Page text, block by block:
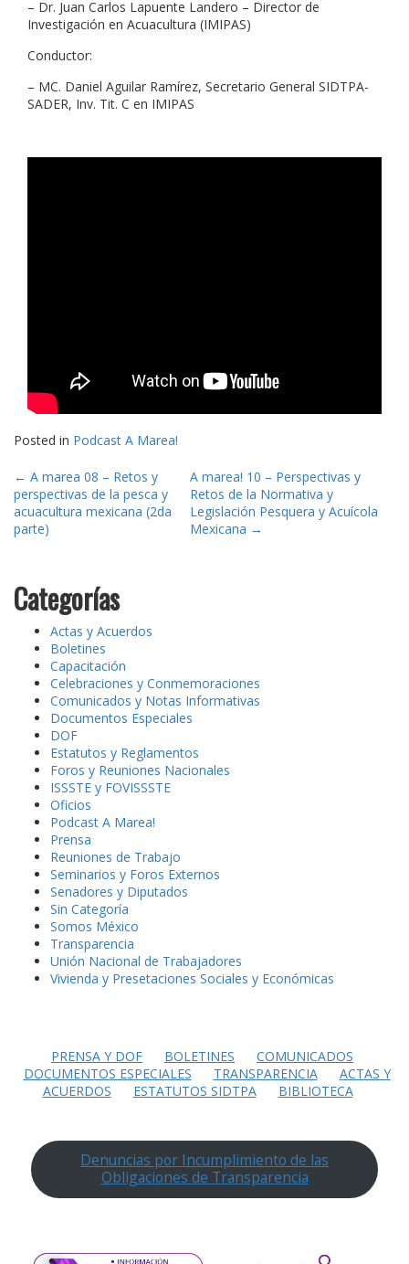
– Dr. Juan Carlos Lapuente Landero – Director de
Investigación en Acuacultura (IMIPAS)
Conductor:
– MC. Daniel Aguilar Ramírez, Secretario General SIDTPA-
SADER, Inv. Tit. C en IMIPAS
Posted in Podcast A Marea!
Post
navigation
← A marea 08 – Retos y
perspectivas de la pesca y
acuacultura mexicana (2da
parte)
A marea! 10 – Perspectivas y
Retos de la Normativa y
Legislación Pesquera y Acuícola
Mexicana →
Categorías
Actas y Acuerdos
Boletines
Capacitación
Celebraciones y Conmemoraciones
Comunicados y Notas Informativas
Documentos Especiales
DOF
Estatutos y Reglamentos
Foros y Reuniones Nacionales
ISSSTE y FOVISSSTE
Oficios
Podcast A Marea!
Prensa
Reuniones de Trabajo
Seminarios y Foros Externos
Senadores y Diputados
Sin Categoría
Somos México
Transparencia
Unión Nacional de Trabajadores
Vivienda y Presetaciones Sociales y Económicas
PRENSA Y DOF BOLETINES
COMUNICADOS
DOCUMENTOS ESPECIALES
TRANSPARENCIA
ACTAS Y
ACUERDOS
ESTATUTOS SIDTPA BIBLIOTECA
Denuncias por Incumplimiento de las
Obligaciones de Transparencia